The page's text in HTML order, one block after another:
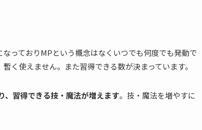
っておりMPという概念はなくいつでも何度でも発動で
く使えません。また習得できる数が決まっています。
、習得できる技・魔法が増えます。技・魔法を増やすに